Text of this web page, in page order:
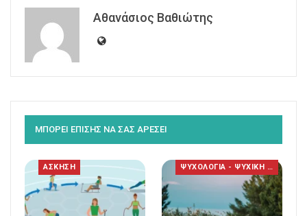
Αθανάσιος Βαθιώτης
ΜΠΟΡΕΙ ΕΠΙΣΗΣ ΝΑ ΣΑΣ ΑΡΕΣΕΙ
ΑΣΚΗΣΗ ΨΥΧΟΛΟΓΙΑ - ΨΥΧΙΚΗ ΥΓΕΙΑ